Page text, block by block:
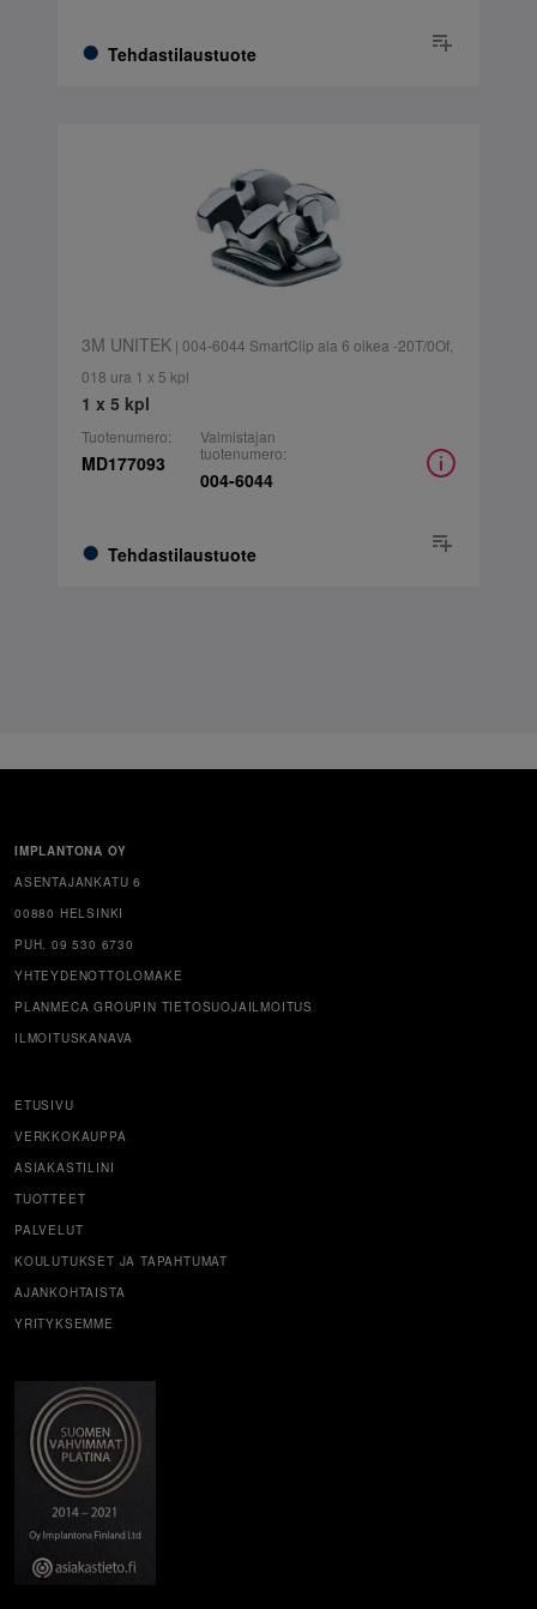
Tehdastilaustuote
3M UNITEK| 004-6044 SmartClip ala 6 oikea -20T/0Of,
018 ura 1 x 5 kpl
1 x 5 kpl
Tuotenumero:
MD177093
Tehdastilaustuote
Valmistajan
tuotenumero:
004-6044
IMPLANTONA OY
ASENTAJANKATU 6
00880 HELSINKI
PUH. 09 530 6730
YHTEYDENOTTOLOMAKE
PLANMECA GROUPIN TIETOSUOJAILMOITUS
ILMOITUSKANAVA
ETUSIVU
VERKKOKAUPPA
ASIAKASTILINI
TUOTTEET
PALVELUT
KOULUTUKSET JA TAPAHTUMAT
AJANKOHTAISTA
YRITYKSEMME